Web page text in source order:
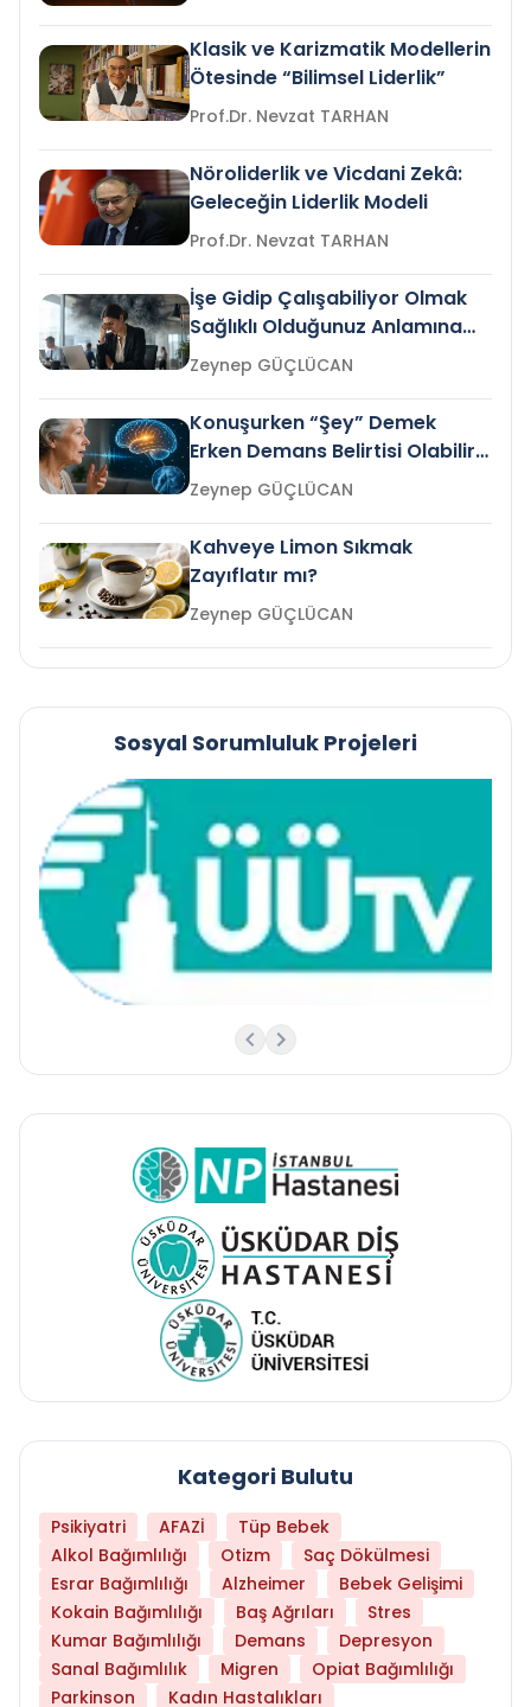
Klasik ve Karizmatik Modellerin
Ötesinde “Bilimsel Liderlik”
Prof.Dr. Nevzat TARHAN
Nöroliderlik ve Vicdani Zekâ:
Geleceğin Liderlik Modeli
Prof.Dr. Nevzat TARHAN
İşe Gidip Çalışabiliyor Olmak
Sağlıklı Olduğunuz Anlamına
Gelir mi?Zeynep GÜÇLÜCAN
Konuşurken “Şey” Demek
Erken Demans Belirtisi Olabilir
mi?
Zeynep GÜÇLÜCAN
Kahveye Limon Sıkmak
Zayıflatır mı?
Zeynep GÜÇLÜCAN
Sosyal Sorumluluk Projeleri
Kategori Bulutu
Psikiyatri AFAZİ
Tüp Bebek
Alkol Bağımlılığı
Otizm
Saç Dökülmesi
Esrar Bağımlılığı
Alzheimer
Bebek Gelişimi
Kokain Bağımlılığı
Baş Ağrıları
Stres
Kumar Bağımlılığı
Demans
Depresyon
Sanal Bağımlılık
Migren
Opiat Bağımlılığı
Parkinson
Kadın Hastalıkları